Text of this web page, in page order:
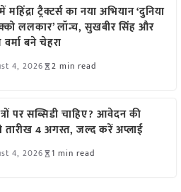
ट्रैक्टर्स का नया अभियान ‘दुनिया
ललकार’ लॉन्च, सुखबीर सिंह और
बने चेहरा
4, 2026 2 min read
पर सब्सिडी चाहिए? आवेदन की
तारीख 4 अगस्त, जल्द करें अप्लाई
4, 2026 1 min read